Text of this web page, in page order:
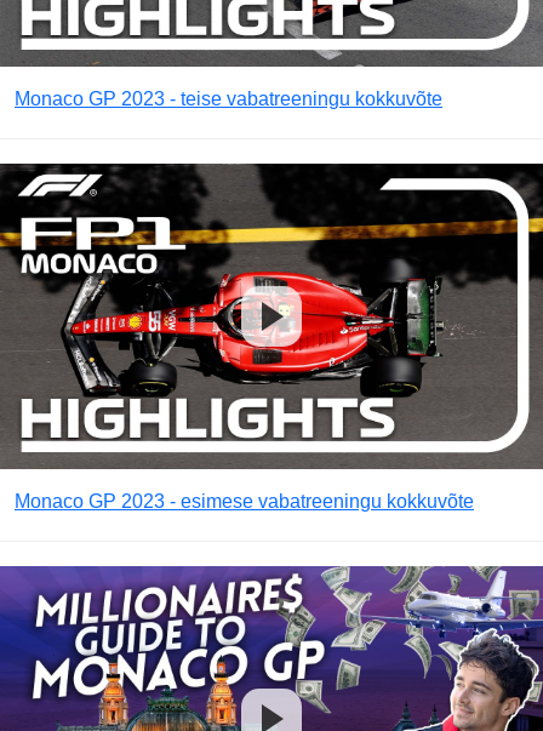
Monaco GP 2023 - teise vabatreeningu kokkuvõte
Monaco GP 2023 - esimese vabatreeningu kokkuvõte